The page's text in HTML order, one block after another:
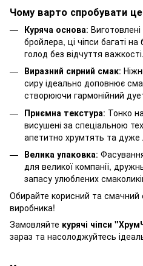
Чому варто спробувати
Куряча основа:
бройлера, ці чіпси багаті
голод без відчуття важкості.
Виразний сирний смак:
сиру ідеально доповнює
створюючи гармонійний
Приємна текстура: Тонко
висушені за спеціальною
апетитно хрумтять та
Велика упаковка:
для великої компанії,
запасу улюблених
Обирайте корисний та смачний
виробника!
Замовляйте курячі чіпси
зараз та насолоджуйтесь